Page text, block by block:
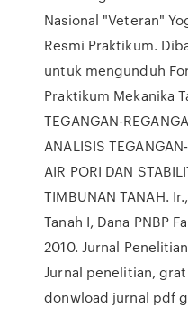
Nasional "Veteran"
Resmi Praktikum.
untuk mengunduh
Praktikum Mekanika
TEGANGAN-
ANALISIS
AIR PORI DAN
TIMBUNAN TANAH.
Tanah I, Dana PNBP
2010. Jurnal
Jurnal penelitian,
donwload jurnal pdf